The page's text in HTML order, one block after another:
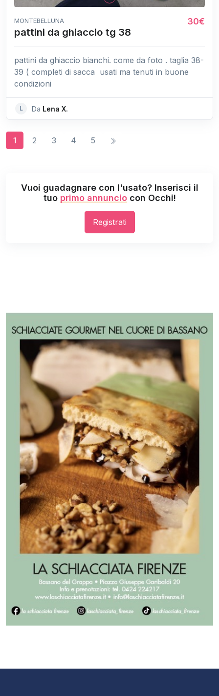
MONTEBELLUNA 30€
pattini da ghiaccio tg 38
pattini da ghiaccio bianchi. come da foto . taglia 38-
39 ( completi di sacca usati ma tenuti in buone
condizioni
L Da Lena X.
1 2 3 4 5
Vuoi guadagnare con l'usato? Inserisci il
tuo primo annunciocon Occhi!
Registrati